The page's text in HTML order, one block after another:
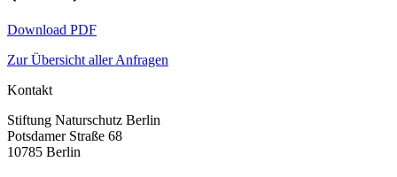
Download PDF
Zur Übersicht aller Anfragen
Kontakt
Stiftung Naturschutz Berlin
Potsdamer Straße 68
10785 Berlin